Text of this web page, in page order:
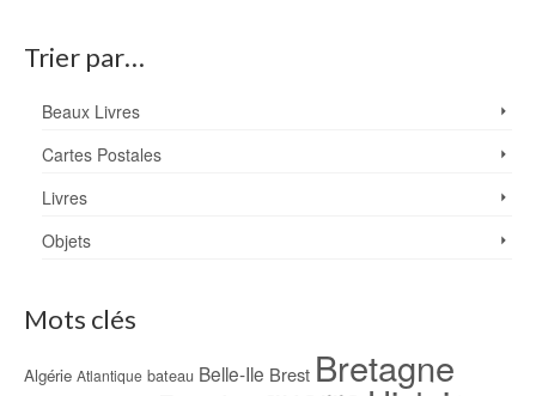
Trier par…
Beaux Livres
Cartes Postales
Livres
Objets
Mots clés
Algérie Atlantique bateau Belle-Ile Brest Bretagne